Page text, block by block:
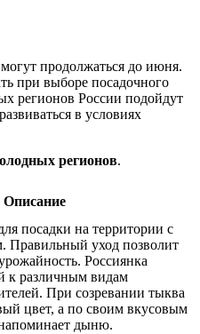
продолжаться до июня.
при выборе посадочного
регионов России подойдут
в условиях
регионов.
Описание
посадки на территории с
Правильный уход позволит
Россиянка
к различным видам
При созревании тыква
цвет, а по своим вкусовым
дыню.